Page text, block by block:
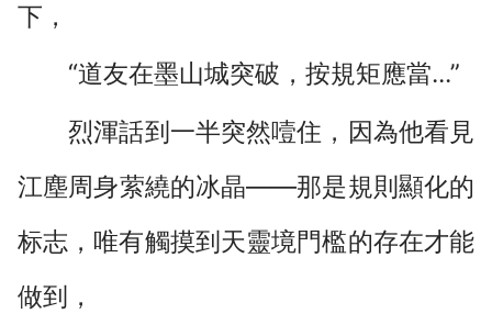
下，
“道友在墨山城突破，按規矩應當...”
烈渾話到一半突然噎住，因為他看見
江塵周身萦繞的冰晶——那是規則顯化的
标志，唯有觸摸到天靈境門檻的存在才能
做到，